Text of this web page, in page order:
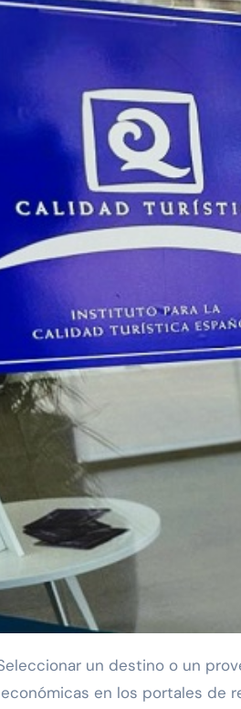
un destino o un
en los portales de